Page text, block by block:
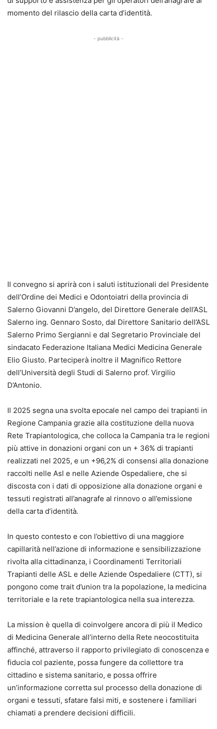
momento del rilascio della carta d’identità.
- pubblicità -
Il convegno si aprirà con i saluti istituzionali del Presidente
dell’Ordine dei Medici e Odontoiatri della provincia di
Salerno Giovanni D’angelo, del Direttore Generale dell’ASL
Salerno ing. Gennaro Sosto, dal Direttore Sanitario dell’ASL
Salerno Primo Sergianni e dal Segretario Provinciale del
sindacato Federazione Italiana Medici Medicina Generale
Elio Giusto. Parteciperà inoltre il Magnifico Rettore
dell’Università degli Studi di Salerno prof. Virgilio
D’Antonio.
Il 2025 segna una svolta epocale nel campo dei trapianti in
Regione Campania grazie alla costituzione della nuova
Rete Trapiantologica, che colloca la Campania tra le regioni
più attive in donazioni organi con un + 36% di trapianti
realizzati nel 2025, e un +96,2% di consensi alla donazione
raccolti nelle Asl e nelle Aziende Ospedaliere, che si
discosta con i dati di opposizione alla donazione organi e
tessuti registrati all’anagrafe al rinnovo o all’emissione
della carta d’identità.
In questo contesto e con l’obiettivo di una maggiore
capillarità nell’azione di informazione e sensibilizzazione
rivolta alla cittadinanza, i Coordinamenti Territoriali
Trapianti delle ASL e delle Aziende Ospedaliere (CTT), si
pongono come trait d’union tra la popolazione, la medicina
territoriale e la rete trapiantologica nella sua interezza.
La mission è quella di coinvolgere ancora di più il Medico
di Medicina Generale all’interno della Rete neocostituita
affinché, attraverso il rapporto privilegiato di conoscenza e
fiducia col paziente, possa fungere da collettore tra
cittadino e sistema sanitario, e possa offrire
un’informazione corretta sul processo della donazione di
organi e tessuti, sfatare falsi miti, e sostenere i familiari
chiamati a prendere decisioni difficili.